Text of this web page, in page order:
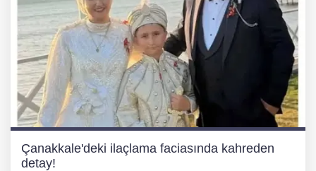
Çanakkale'deki ilaçlama faciasında kahreden
detay!